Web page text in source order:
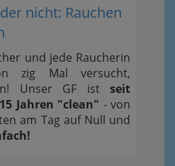
nicht: Rauchen
und jede Raucherin
zig Mal versucht,
Unser GF ist seit
Jahren "clean" - von
am Tag auf Null und